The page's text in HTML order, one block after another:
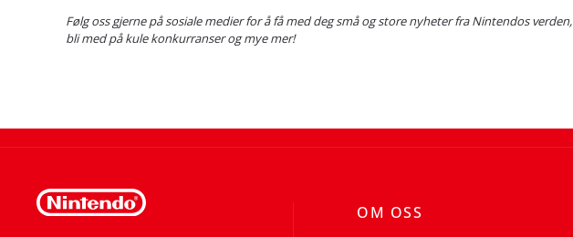
Følg oss gjerne på sosiale medier for å få med deg små og store nyheter fra Nintendos verden,
bli med på kule konkurranser og mye mer!
OM OSS